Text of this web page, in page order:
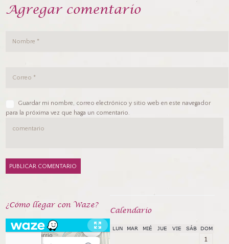
Agregar comentario
Guardar mi nombre, correo electrónico y sitio web en este navegador
para la próxima vez que haga un comentario.
¿Cómo llegar con Waze?
Calendarío
LUN MAR MIÉ JUE VIE SÁB DOM
1